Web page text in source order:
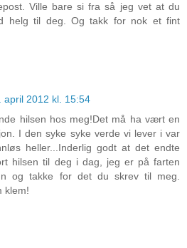
Ville bare si fra så jeg vet at du
helg til deg. Og takk for nok et fint
april 2012 kl. 15:54
hilsen hos meg!Det må ha vært en
I den syke syke verde vi lever i var
heller...Inderlig godt at det endte
hilsen til deg i dag, jeg er på farten
og takke for det du skrev til meg.
klem!